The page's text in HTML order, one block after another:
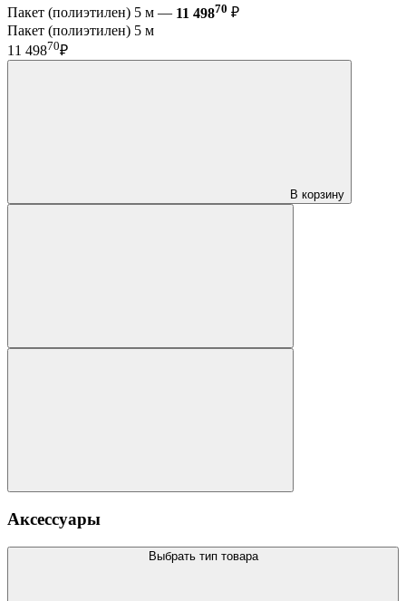
Пакет (полиэтилен) 5 м — 11 49870 ₽
Пакет (полиэтилен) 5 м
11 49870₽
В корзину
Аксессуары
Выбрать тип товара